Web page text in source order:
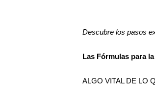
Descubre los pasos
Las Fórmulas para
ALGO VITAL DE LO